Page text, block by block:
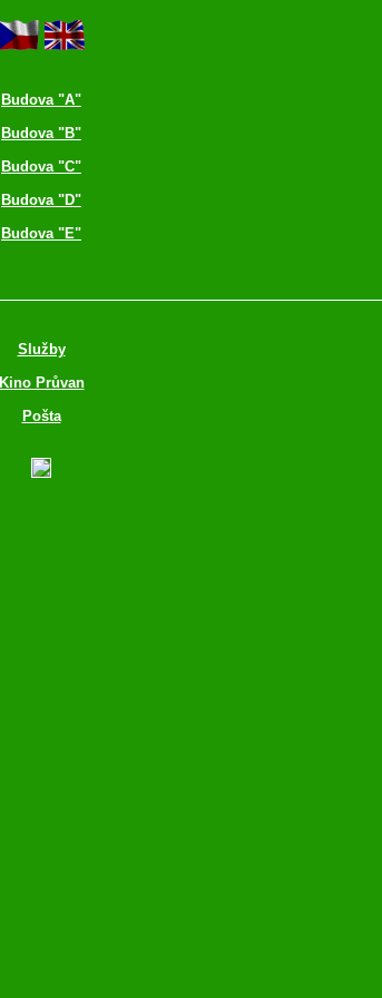
Budova "A"
Budova "B"
Budova "C"
Budova "D"
Budova "E"
Služby
Kino Průvan
Pošta